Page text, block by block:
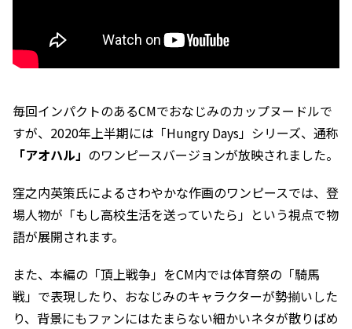
毎回インパクトのあるCMでおなじみのカップヌードルで
すが、2020年上半期には「Hungry Days」シリーズ、通称
「アオハル」 のワンピースバージョンが放映されました。
窪之内英策氏によるさわやかな作画のワンピースでは、登
場人物が「もし高校生活を送っていたら」という視点で物
語が展開されます。
また、本編の「頂上戦争」をCM内では体育祭の「騎馬
戦」で表現したり、おなじみのキャラクターが勢揃いした
り、背景にもファンにはたまらない細かいネタが散りばめ